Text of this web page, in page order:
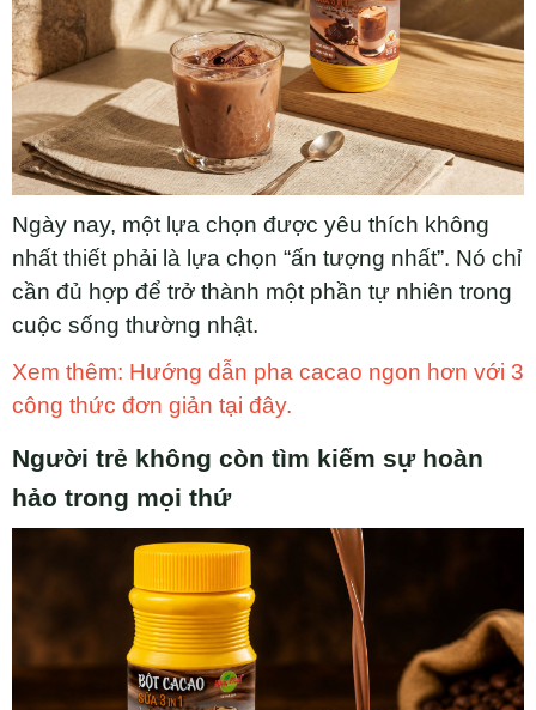
Ngày nay, một lựa chọn được yêu thích không
nhất thiết phải là lựa chọn “ấn tượng nhất”. Nó chỉ
cần đủ hợp để trở thành một phần tự nhiên trong
cuộc sống thường nhật.
Xem thêm: Hướng dẫn pha cacao ngon hơn với 3
công thức đơn giản tại đây.
Người trẻ không còn tìm kiếm sự hoàn
hảo trong mọi thứ